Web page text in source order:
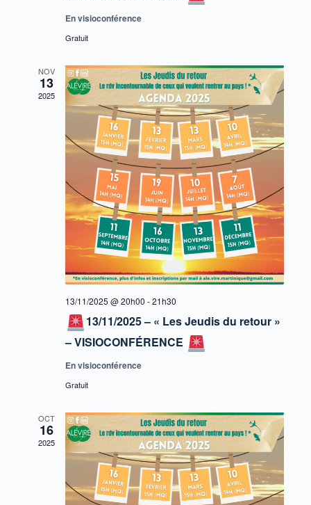
En visioconférence
Gratuit
NOV
13
2025
13/11/2025 @ 20h00 -21h30
13/11/2025 – « Les Jeudis du retour »
– VISIOCONFÉRENCE
En visioconférence
Gratuit
OCT
16
2025